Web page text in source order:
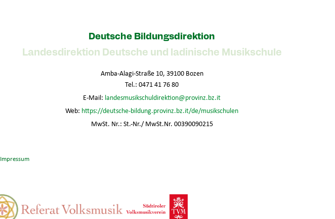
Deutsche Bildungsdirektion
Landesdirektion Deutsche und ladinische Musikschule
Amba-Alagi-Straße 10, 39100 Bozen
Tel.: 0471 41 76 80
E-Mail: landesmusikschuldirektion@provinz.bz.it
Web: https://deutsche-bildung.provinz.bz.it/de/musikschulen
MwSt. Nr.: St.-Nr./ MwSt.Nr. 00390090215
Impressum